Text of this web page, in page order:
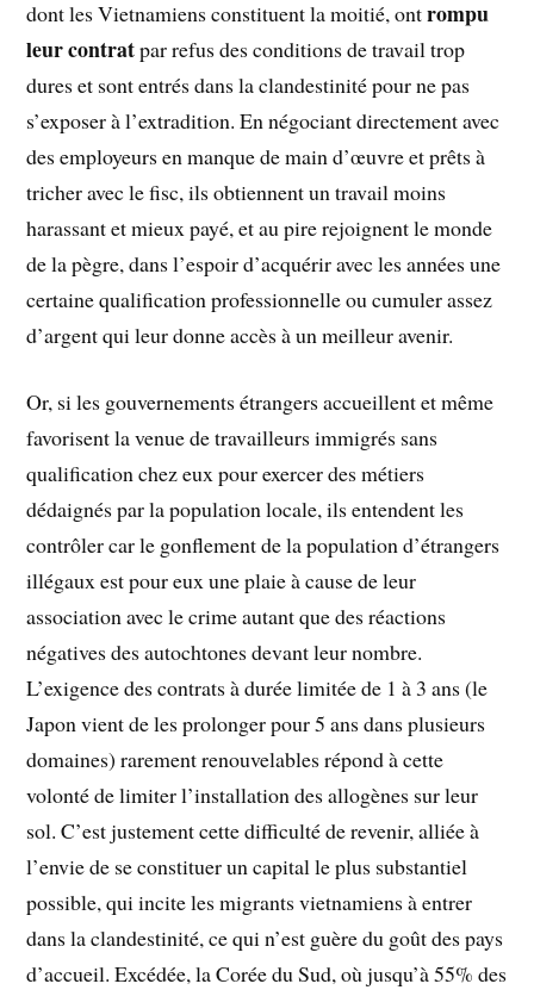
dont les Vietnamiens constituent la moitié, ontrompu
leur contratpar refus des conditions de travail trop
dures et sont entrés dans la clandestinité pour ne pas
s’exposer à l’extradition. En négociant directement avec
des employeurs en manque de main d’œuvre et prêts à
tricher avec le fisc, ils obtiennent un travail moins
harassant et mieux payé, et au pire rejoignent le monde
de la pègre, dans l’espoir d’acquérir avec les années une
certaine qualification professionnelle ou cumuler assez
d’argent qui leur donne accès à un meilleur avenir.
Or, si les gouvernements étrangers accueillent et même
favorisent la venue de travailleurs immigrés sans
qualification chez eux pour exercer des métiers
dédaignés par la population locale, ils entendent les
contrôler car le gonflement de la population d’étrangers
illégaux est pour eux une plaie à cause de leur
association avec le crime autant que des réactions
négatives des autochtones devant leur nombre.
L’exigence des contrats à durée limitée de 1 à 3 ans (le
Japon vient de les prolonger pour 5 ans dans plusieurs
domaines) rarement renouvelables répond à cette
volonté de limiter l’installation des allogènes sur leur
sol. C’est justement cette difficulté de revenir, alliée à
l’envie de se constituer un capital le plus substantiel
possible, qui incite les migrants vietnamiens à entrer
dans la clandestinité, ce qui n’est guère du goût des pays
d’accueil. Excédée, la Corée du Sud, où jusqu’à 55% des